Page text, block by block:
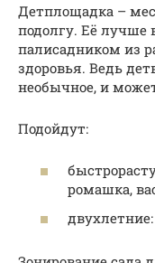
Детплощадка –
подолгу. Её лучше
палисадником из
здоровья. Ведь
необычное, и
Подойдут:
ромашка,